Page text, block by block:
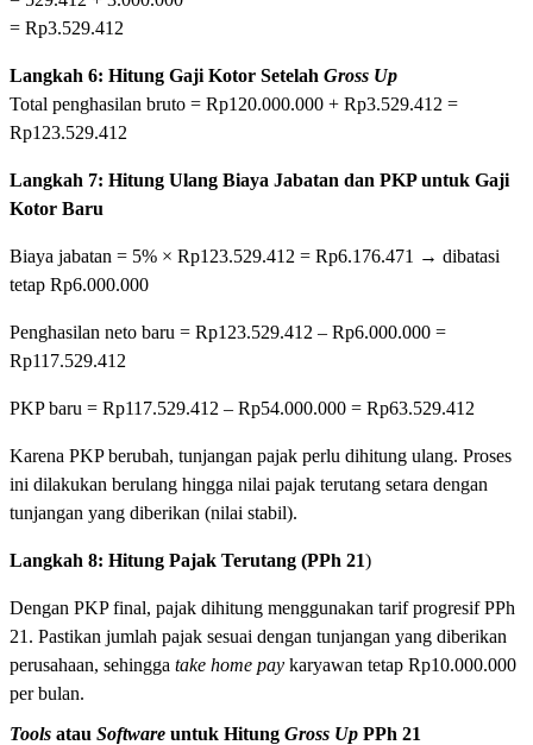
= Rp3.529.412
Langkah 6: Hitung Gaji Kotor Setelah Gross Up
Total penghasilan bruto = Rp120.000.000 + Rp3.529.412 =
Rp123.529.412
Langkah 7: Hitung Ulang Biaya Jabatan dan PKP untuk Gaji
Kotor Baru
Biaya jabatan = 5% × Rp123.529.412 = Rp6.176.471 → dibatasi
tetap Rp6.000.000
Penghasilan neto baru = Rp123.529.412 – Rp6.000.000 =
Rp117.529.412
PKP baru = Rp117.529.412 – Rp54.000.000 = Rp63.529.412
Karena PKP berubah, tunjangan pajak perlu dihitung ulang. Proses
ini dilakukan berulang hingga nilai pajak terutang setara dengan
tunjangan yang diberikan (nilai stabil).
Langkah 8: Hitung Pajak Terutang (PPh 21)
Dengan PKP final, pajak dihitung menggunakan tarif progresif PPh
21. Pastikan jumlah pajak sesuai dengan tunjangan yang diberikan
perusahaan, sehingga take home pay karyawan tetap Rp10.000.000
per bulan.
Tools atau Software untuk Hitung Gross Up PPh 21